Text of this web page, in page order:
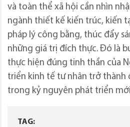
và toàn thể xã hội cần nhìn
ngành thiết kế kiến trúc, kiến
pháp lý công bằng, thúc đẩy
những giá trị đích thực. Đó là
thực hiện đúng tinh thần của
triển kinh tế tư nhân trở thành
trong kỷ nguyên phát triển
TAG: